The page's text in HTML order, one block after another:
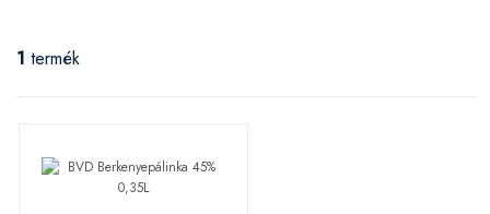
1 termék